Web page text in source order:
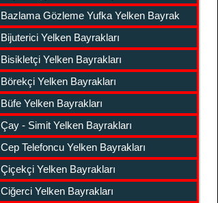
Bazlama Gözleme Yufka Yelken Bayrak
Bijuterici Yelken Bayrakları
Bisikletçi Yelken Bayrakları
Börekçi Yelken Bayrakları
Büfe Yelken Bayrakları
Çay - Simit Yelken Bayrakları
Cep Telefoncu Yelken Bayrakları
Çiçekçi Yelken Bayrakları
Ciğerci Yelken Bayrakları